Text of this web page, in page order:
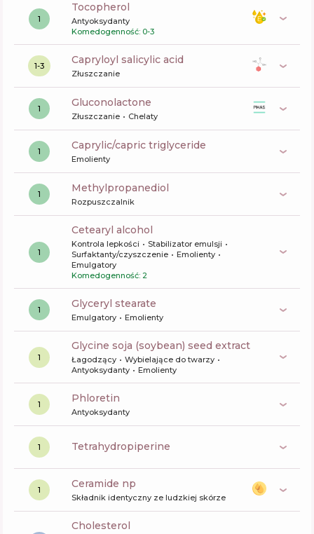
1
tocopherol
Antyoksydanty
Komedogenność: 0-3
1-3 capryloyl salicylic acid
Złuszczanie
1 gluconolactone
Złuszczanie Chelaty
1 caprylic/capric triglyceride
Emolienty
1 methylpropanediol
Rozpuszczalnik
1
cetearyl alcohol
Kontrola lepkości
Stabilizator emulsji
Surfaktanty/czyszczenie
Emolienty
Emulgatory
Komedogenność: 2
1 glyceryl stearate
Emulgatory Emolienty
1
glycine soja (soybean) seed extract
Łagodzący
Wybielające do twarzy
Antyoksydanty
Emolienty
1 phloretin
Antyoksydanty
1 tetrahydropiperine
1 ceramide np
Składnik identyczny ze ludzkiej skórze
cholesterol